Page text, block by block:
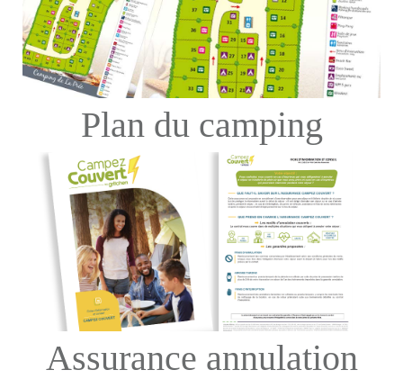
Plan du camping
Assurance annulation